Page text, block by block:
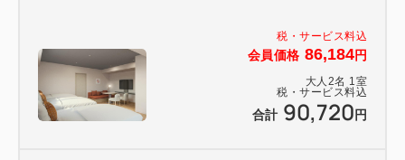
税・サービス料込
会員価格 86,184円
大人 2名 1 室
税・サービス料込
合計 90,720円